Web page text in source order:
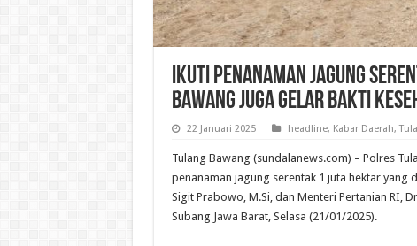
Ikuti Penanaman Jagung
Bawang Juga Gelar Bakti
22 Januari 2025 headline, Kabar Daerah,
Tulang Bawang (sundalanews.com) – Polres
penanaman jagung serentak 1 juta hektar yang
Sigit Prabowo, M.Si, dan Menteri Pertanian RI,
Subang Jawa Barat, Selasa (21/01/2025).